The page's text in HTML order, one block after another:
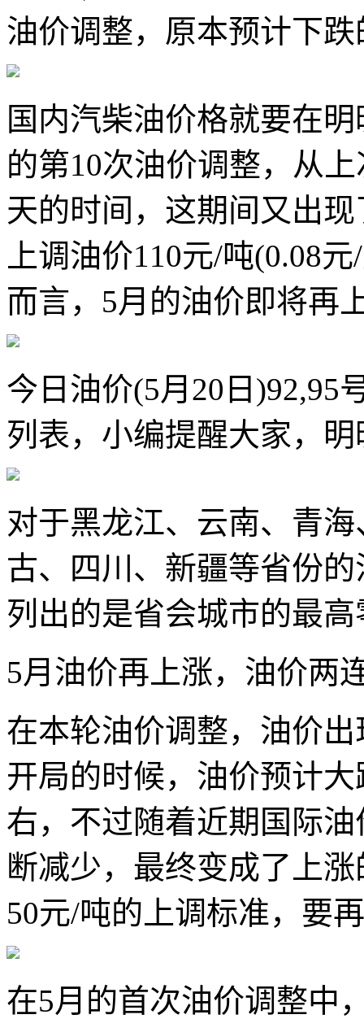
油价调整，原本预计下
国内汽柴油价格就要在
的第10次油价调整，从
天的时间，这期间又出
上调油价110元/吨(0.08
而言，5月的油价即将再
今日油价(5月20日)92,95
列表，小编提醒大家，
对于黑龙江、云南、青
古、四川、新疆等省份
列出的是省会城市的最
5月油价再上涨，油价两
在本轮油价调整，油价
开局的时候，油价预计
右，不过随着近期国际
断减少，最终变成了上
50元/吨的上调标准，要
在5月的首次油价调整中